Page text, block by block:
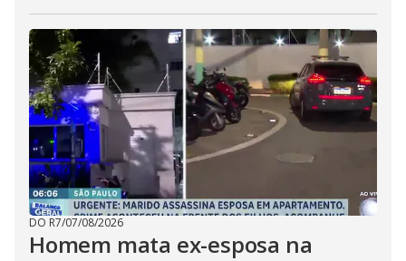
DO R7/07/08/2026
Homem mata ex-esposa na